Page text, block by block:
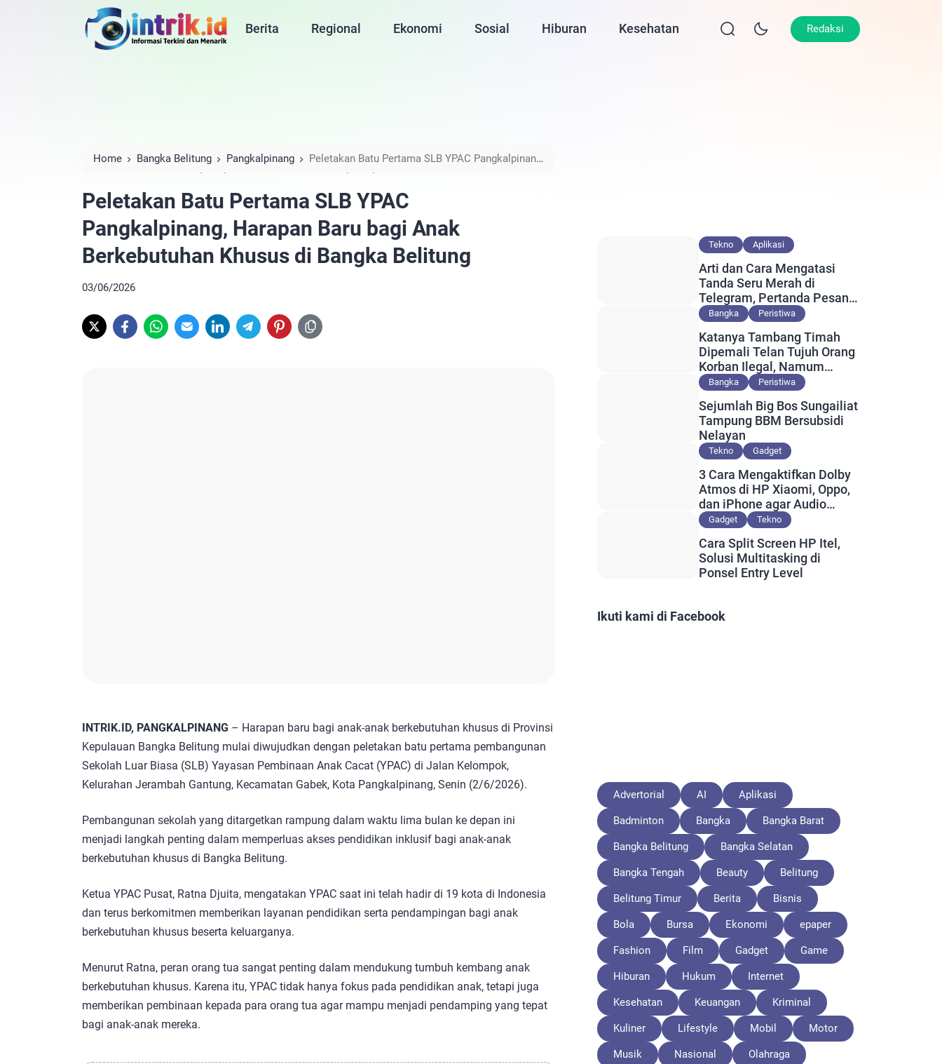
Berita Regional Ekonomi Sosial Hiburan Kesehatan Lifestyle Olahraga
Redaksi
Home Bangka Belitung Pangkalpinang
Peletakan Batu Pertama SLB YPAC Pangkalpinang,
Harapan Baru bagi Anak Berkebutuhan Khusus di Bangka Belitung
Peletakan Batu Pertama SLB YPAC
Pangkalpinang, Harapan Baru bagi Anak
Berkebutuhan Khusus di Bangka Belitung
03/06/2026
INTRIK.ID, PANGKALPINANG – Harapan baru bagi anak-anak berkebutuhan khusus di Provinsi
Kepulauan Bangka Belitung mulai diwujudkan dengan peletakan batu pertama pembangunan
Sekolah Luar Biasa (SLB) Yayasan Pembinaan Anak Cacat (YPAC) di Jalan Kelompok,
Kelurahan Jerambah Gantung, Kecamatan Gabek, Kota Pangkalpinang, Senin (2/6/2026).
Pembangunan sekolah yang ditargetkan rampung dalam waktu lima bulan ke depan ini
menjadi langkah penting dalam memperluas akses pendidikan inklusif bagi anak-anak
berkebutuhan khusus di Bangka Belitung.
Ketua YPAC Pusat, Ratna Djuita, mengatakan YPAC saat ini telah hadir di 19 kota di Indonesia
dan terus berkomitmen memberikan layanan pendidikan serta pendampingan bagi anak
berkebutuhan khusus beserta keluarganya.
Menurut Ratna, peran orang tua sangat penting dalam mendukung tumbuh kembang anak
berkebutuhan khusus. Karena itu, YPAC tidak hanya fokus pada pendidikan anak, tetapi juga
memberikan pembinaan kepada para orang tua agar mampu menjadi pendamping yang tepat
bagi anak-anak mereka.
Tekno Aplikasi
Arti dan Cara Mengatasi
Tanda Seru Merah di
Telegram, Pertanda Pesan
Gagal Terkirim?
Bangka Peristiwa
Katanya Tambang Timah
Dipemali Telan Tujuh Orang
Korban Ilegal, Namum
Muncul Slip Pembayaran
Bangka Peristiwa
Sejumlah Big Bos Sungailiat
Tampung BBM Bersubsidi
Nelayan
Tekno Gadget
3 Cara Mengaktifkan Dolby
Atmos di HP Xiaomi, Oppo,
dan iPhone agar Audio
Lebih Maksimal
Gadget Tekno
Cara Split Screen HP Itel,
Solusi Multitasking di
Ponsel Entry Level
Ikuti kami di Facebook
Advertorial AI Aplikasi
Badminton Bangka Bangka Barat
Bangka Belitung Bangka Selatan
Bangka Tengah Beauty Belitung
Belitung Timur Berita Bisnis
Bola Bursa Ekonomi epaper
Fashion Film Gadget Game
Hiburan Hukum Internet
Kesehatan Keuangan Kriminal
Kuliner Lifestyle Mobil Motor
Musik Nasional Olahraga